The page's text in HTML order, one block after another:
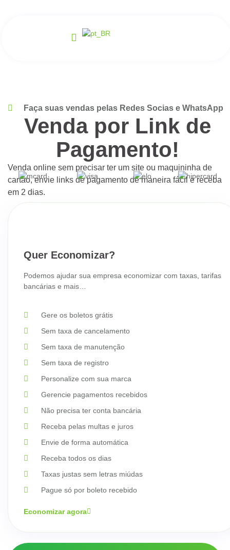
Faça suas vendas pelas Redes Socias e WhatsApp
Venda por Link de
Pagamento!
Venda online sem precisar ter um site ou maquininha de
cartão, envie links de pagamento de maneira fácil e receba
em 2 dias.
Quer Economizar?
Podemos ajudar sua empresa economizar com taxas, tarifas
bancárias e mais…
Gere os boletos grátis
Sem taxa de cancelamento
Sem taxa de manutenção
Sem taxa de registro
Personalize com sua marca
Gerencie pagamentos recebidos
Não precisa ter conta bancária
Receba pelas multas e juros
Envie de forma automática
Receba todos os dias
Taxas justas sem letras miúdas
Pague só por boleto recebido
Economizar agora